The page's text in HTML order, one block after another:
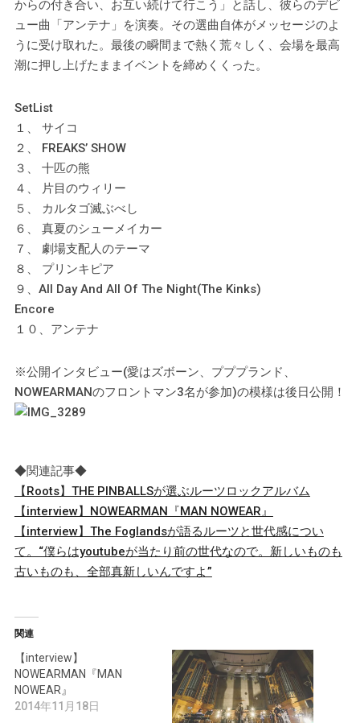
からの付き合い、お互い続けて行こう」と話し、彼らのデビ
ュー曲「アンテナ」を演奏。その選曲自体がメッセージのよ
うに受け取れた。最後の瞬間まで熱く荒々しく、会場を最高
潮に押し上げたままイベントを締めくくった。
SetList
１、 サイコ
２、 FREAKS’ SHOW
３、 十匹の熊
４、 片目のウィリー
５、 カルタゴ滅ぶべし
６、 真夏のシューメイカー
７、 劇場支配人のテーマ
８、 プリンキピア
９、All Day And All Of The Night(The Kinks)
Encore
１０、アンテナ
※公開インタビュー(愛はズボーン、プププランド、
NOWEARMANのフロントマン3名が参加)の模様は後日公開！
◆関連記事◆
【Roots】THE PINBALLSが選ぶルーツロックアルバム
【interview】NOWEARMAN『MAN NOWEAR』
【interview】The Foglandsが語るルーツと世代感につい
て。“僕らはyoutubeが当たり前の世代なので。新しいものも
古いものも、全部真新しいんですよ”
関連
【interview】
NOWEARMAN『MAN
NOWEAR』
2014年11月18日